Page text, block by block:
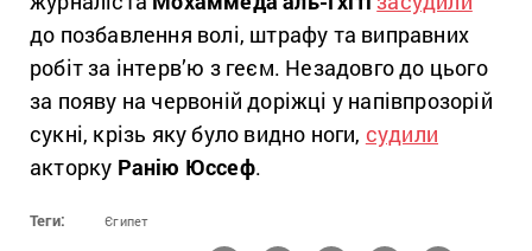
до позбавлення волі, штрафу та виправних
робіт за інтерв’ю з геєм. Незадовго до цього
за появу на червоній доріжці у напівпрозорій
сукні, крізь яку було видно ноги, судили
акторку Ранію Юссеф.
Теги: Єгипет